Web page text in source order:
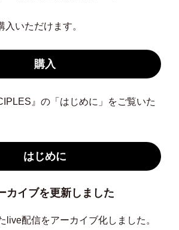
入いただけます。
購入
』の「はじめに」をご覧いた
はじめに
カイブを更新しました
live配信をアーカイブ化しました。